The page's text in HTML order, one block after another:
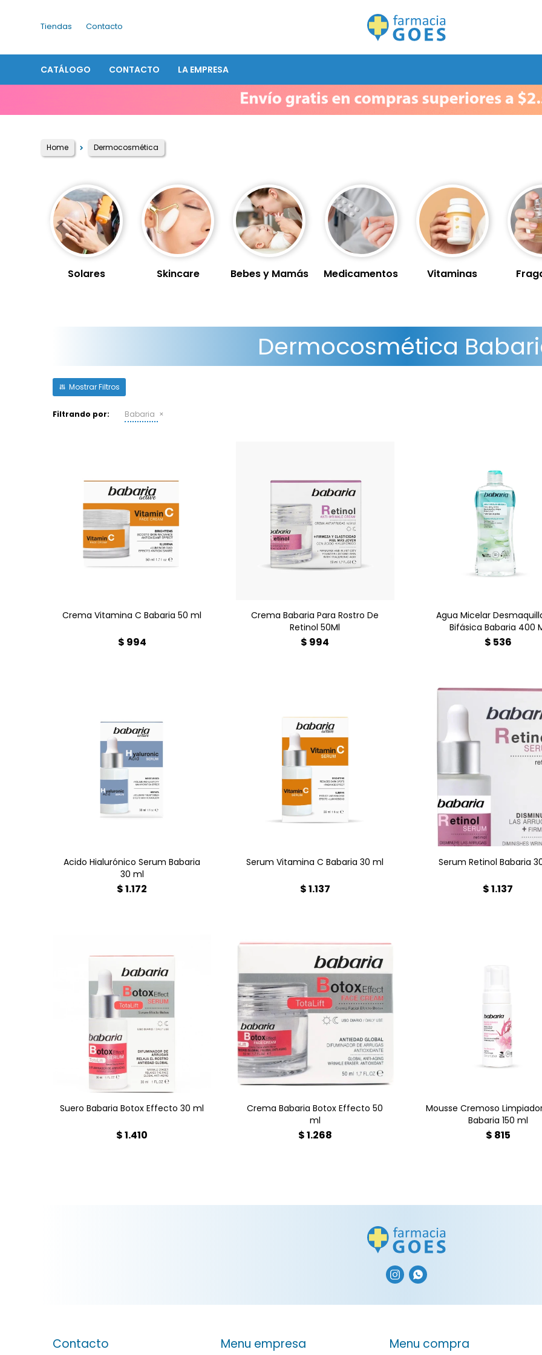
CATÁLOGO CONTACTO LA EMPRESA
Tiendas Contacto
Home Dermocosmética
Solares Skincare Bebes y Mamás Medicamentos Vitaminas
Dermocosmética
Filtrando por: Babaria
Con Vitamina C estabilizada y
SPF20. Piel más luminosa,
uniforme y protegida del sol y
la polución. Con acción
antioxidante. Encuéntrala en
Farmacia Goes. ¡Piel radiante
cada día!
Crema Vitamina C Babaria 50 ml
$ 994
Antiarrugas y firmeza para tu
rostro. Atenúa manchas,
unifica el tono e hidrata
profundamente. Con Retinol y
Ácido Hialurónico. Ideal para
todo tipo de piel. Encuéntrala
en Farmacia Goes
Crema Babaria Para Rostro De
Retinol 50Ml
$ 994
Desmaquilla
incluso waterproof,
tonifica rostro, ojos y
Con Prebióticos y
Apta para todo tipo de
Encuéntrala en Farmacia
¡Piel limpia y cuidada!
Agua Micelar
Bifásica Babaria 400
$ 536
Hidratación intensa, volumen y
elasticidad para tu piel. Su
fórmula vegana rellena arrugas
y reduce la flacidez, con rápida
absorción. Ideal para todo tipo
de piel. Encuéntralo en
Farmacia Goes.
Acido Hialurónico Serum Babaria
30 ml
$1.172
Potente antioxidante para tu
piel. Ilumina, unifica el tono y
protege del envejecimiento.
Con Vitamina C activa para un
rostro radiante. ¡Encuéntralo en
Farmacia Goes y dale
luminosidad a tu piel!
Serum Vitamina C Babaria 30 ml
$1.137
Potente antiedad que
arrugas, mejora
firmeza. Con Retinol
Vegano, hidrata y suaviza.
Encuéntralo en Farmacia
Serum Retinol Babaria
$1.137
combate arrugas y líneas de
expresión con péptidos. Piel
más lisa, firme y radiante.
Textura ligera de rápida
absorción. Ideal para uso diario.
Encuéntralo en Farmacia Goes
para una piel visiblemente
rejuvenecida.
Suero Babaria Botox Effecto 30 ml
$1.410
Combate arrugas y líneas de
expresión con péptidos. Piel
más lisa, firme y radiante.
Textura ligera de rápida
absorción. Ideal para uso diario.
Encuéntralo en Farmacia Goes
para una piel visiblemente
rejuvenecida.
Crema Babaria Botox Effecto 50
ml
$1.268
y maquillaje, dejando un
fresco y revitalizado.
prebióticos, vegano.
¡Encuéntralo en
Goes!
Mousse Cremoso
Babaria 150 ml
$ 815
 
Contacto Menu empresa Menu compra